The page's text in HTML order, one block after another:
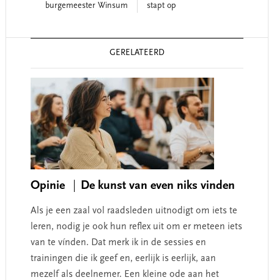
burgemeester Winsum
stapt op
GERELATEERD
Opinie De kunst van even niks vinden
Als je een zaal vol raadsleden uitnodigt om iets te
leren, nodig je ook hun reflex uit om er meteen iets
van te vínden. Dat merk ik in de sessies en
trainingen die ik geef en, eerlijk is eerlijk, aan
mezelf als deelnemer. Een kleine ode aan het